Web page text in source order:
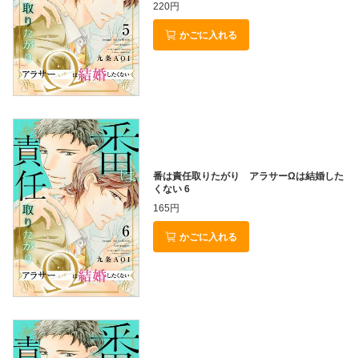
220円
かごに入れる
番は責任取りたがり アラサーΩは結婚した
くない 6
165円
かごに入れる